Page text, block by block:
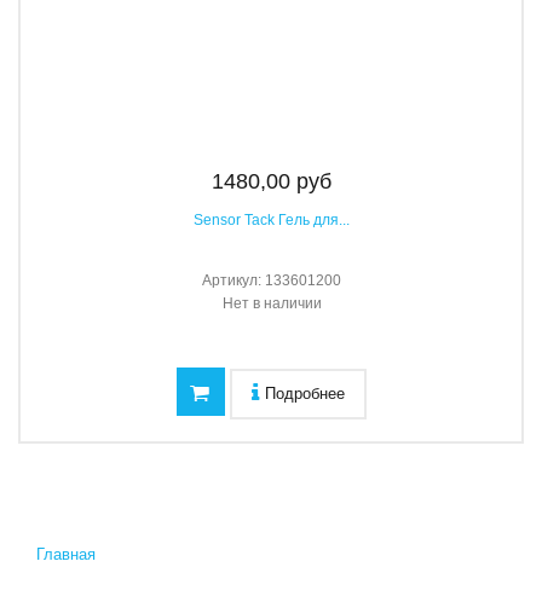
1480,00 руб
Sensor Tack Гель для...
Артикул: 133601200
Нет в наличии
Подробнее
Главная